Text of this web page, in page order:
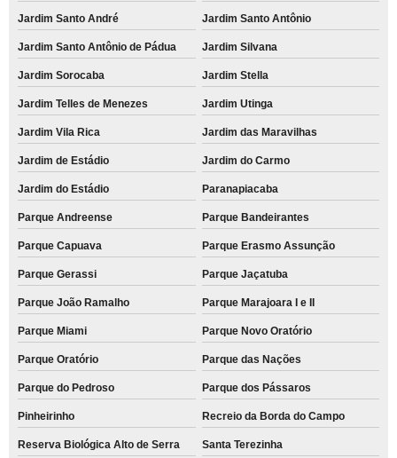
Jardim Santo André Jardim Santo Antônio
Jardim Santo Antônio de Pádua Jardim Silvana
Jardim Sorocaba Jardim Stella
Jardim Telles de Menezes Jardim Utinga
Jardim Vila Rica Jardim das Maravilhas
Jardim de Estádio Jardim do Carmo
Jardim do Estádio Paranapiacaba
Parque Andreense Parque Bandeirantes
Parque Capuava Parque Erasmo Assunção
Parque Gerassi Parque Jaçatuba
Parque João Ramalho Parque Marajoara I e II
Parque Miami Parque Novo Oratório
Parque Oratório Parque das Nações
Parque do Pedroso Parque dos Pássaros
Pinheirinho Recreio da Borda do Campo
Reserva Biológica Alto de Serra Santa Terezinha